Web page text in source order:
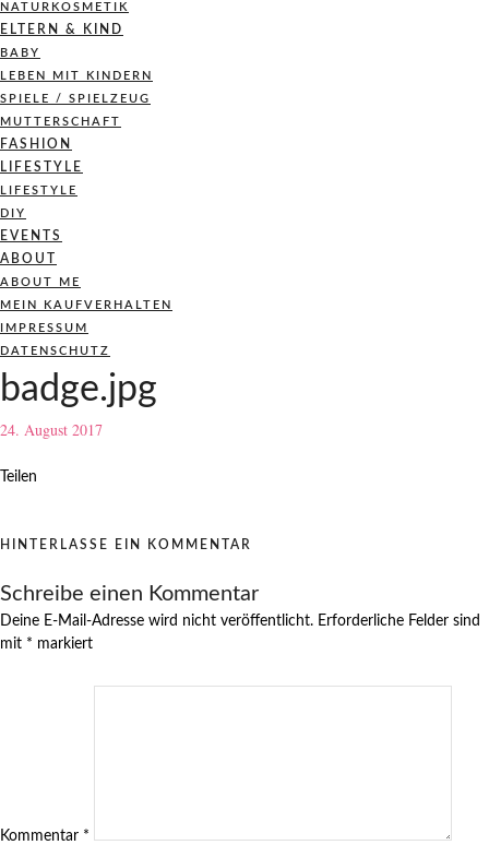
NATURKOSMETIK
ELTERN & KIND
BABY
LEBEN MIT KINDERN
SPIELE / SPIELZEUG
MUTTERSCHAFT
FASHION
LIFESTYLE
LIFESTYLE
DIY
EVENTS
ABOUT
ABOUT ME
MEIN KAUFVERHALTEN
IMPRESSUM
DATENSCHUTZ
badge.jpg
24. August 2017
Teilen
HINTERLASSE EIN KOMMENTAR
Schreibe einen Kommentar
Deine E-Mail-Adresse wird nicht veröffentlicht. Erforderliche Felder sind
mit * markiert
Kommentar *